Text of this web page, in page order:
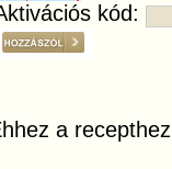
kód:
a